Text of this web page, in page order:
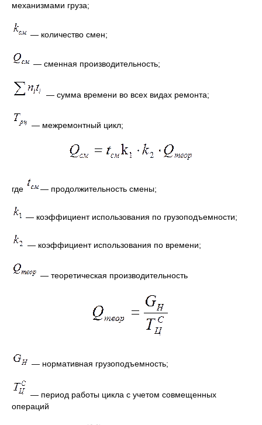
механизмами груза;
— количество смен;
— сменная производительность;
— сумма времени во всех видах ремонта;
— межремонтный цикл;
где — продолжительность смены;
— коэффициент использования по грузоподъемности;
— коэффициент использования по времени;
— теоретическая производительность
— нормативная грузоподъемность;
— период работы цикла с учетом совмещенных
операций